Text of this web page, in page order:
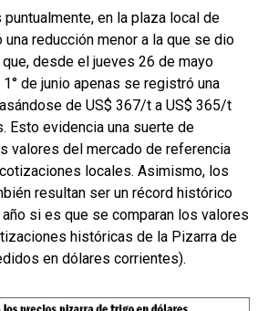
puntualmente, en la plaza local de
reducción menor a la que se dio
desde el jueves 26 de mayo
de junio apenas se registró una
de US$ 367/t a US$ 365/t
Esto evidencia una suerte de
valores del mercado de referencia
locales. Asimismo, los
resultan ser un récord histórico
si es que se comparan los valores
históricas de la Pizarra de
en dólares corrientes).